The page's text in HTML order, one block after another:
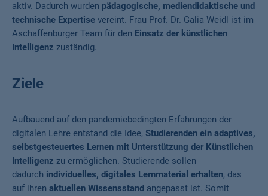
aktiv. Dadurch wurden pädagogische, mediendidaktische und
technische Expertise vereint. Frau Prof. Dr. Galia Weidl ist im
Aschaffenburger Team für den Einsatz der künstlichen
Intelligenz zuständig.
Ziele
Aufbauend auf den pandemiebedingten Erfahrungen der
digitalen Lehre entstand die Idee, Studierenden ein adaptives,
selbstgesteuertes Lernen mit Unterstützung der Künstlichen
Intelligenz zu ermöglichen. Studierende sollen
dadurch individuelles, digitales Lernmaterial erhalten, das
auf ihren aktuellen Wissensstand angepasst ist. Somit